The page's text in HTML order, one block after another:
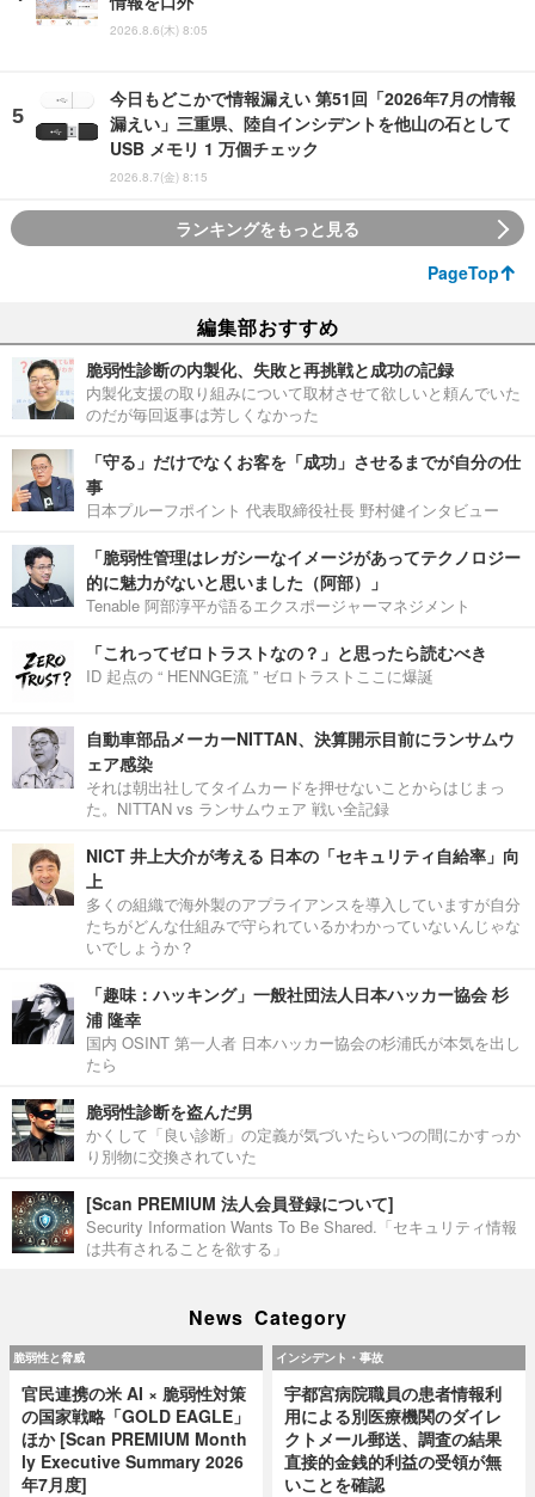
2026.8.6(木) 8:05
今日もどこかで情報漏えい 第51回「2026年7月の情報
漏えい」三重県、陸自インシデントを他山の石として
USB メモリ 1 万個チェック
2026.8.7(金) 8:15
ランキングをもっと見る
PageTop
編集部おすすめ
脆弱性診断の内製化、失敗と再挑戦と成功の記録
内製化支援の取り組みについて取材させて欲しいと頼んでいた
のだが毎回返事は芳しくなかった
「守る」だけでなくお客を「成功」させるまでが自分の仕
事
日本プルーフポイント 代表取締役社長 野村健インタビュー
「脆弱性管理はレガシーなイメージがあってテクノロジー
的に魅力がないと思いました（阿部）」
Tenable 阿部淳平が語るエクスポージャーマネジメント
「これってゼロトラストなの？」と思ったら読むべき
ID 起点の “ HENNGE流 ” ゼロトラストここに爆誕
自動車部品メーカーNITTAN、決算開示目前にランサムウ
ェア感染
それは朝出社してタイムカードを押せないことからはじまっ
た。NITTAN vs ランサムウェア 戦い全記録
NICT 井上大介が考える 日本の「セキュリティ自給率」向
上
多くの組織で海外製のアプライアンスを導入していますが自分
たちがどんな仕組みで守られているかわかっていないんじゃな
いでしょうか？
「趣味：ハッキング」一般社団法人日本ハッカー協会 杉
浦 隆幸
国内 OSINT 第一人者 日本ハッカー協会の杉浦氏が本気を出し
たら
脆弱性診断を盗んだ男
かくして「良い診断」の定義が気づいたらいつの間にかすっか
り別物に交換されていた
[Scan PREMIUM 法人会員登録について]
Security Information Wants To Be Shared.「セキュリティ情報
は共有されることを欲する」
News Category
脆弱性と脅威
官民連携の米 AI × 脆弱性対策
の国家戦略「GOLD EAGLE」
ほか [Scan PREMIUM Month
ly Executive Summary 2026
年7月度]
インシデント・事故
宇都宮病院職員の患者情報利
用による別医療機関のダイレ
クトメール郵送、調査の結果
直接的金銭的利益の受領が無
いことを確認